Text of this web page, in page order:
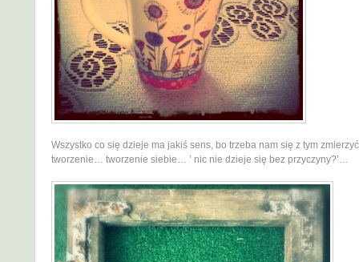
Wszystko co się dzieje ma jakiś sens, bo trzeba nam się z tym
tworzenie… tworzenie siebie… ’ nic nie dzieje się bez przyczyny?’…